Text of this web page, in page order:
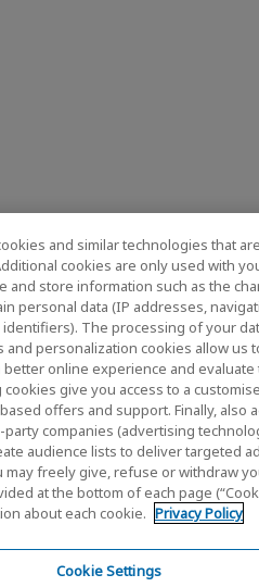
and similar technologies that
cookies are only used with
and store information such as the
personal data (IP addresses,
The processing of your
and personalization cookies allow us
online experience and
give you access to a
offers and support. Finally, also
companies (advertising
audience lists to deliver targeted
may freely give, refuse or withdraw
at the bottom of each page
about each cookie. Privacy Policy
Cookie Settings